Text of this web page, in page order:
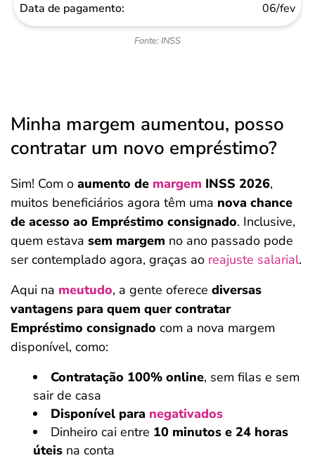
Fonte: INSS
06/fev
Minha margem aumentou, posso
contratar um novo empréstimo?
Sim! Com o aumento de margem INSS 2026,
muitos beneficiários agora têm uma nova chance
de acesso ao Empréstimo consignado. Inclusive,
quem estava sem margem no ano passado pode
ser contemplado agora, graças ao reajuste salarial.
Aqui na meutudo, a gente oferece diversas
vantagens para quem quer contratar
Empréstimo consignado com a nova margem
disponível, como:
Contratação 100% online, sem filas e sem
sair de casa
Disponível para negativados
Dinheiro cai entre 10 minutos e 24 horas
úteis na conta